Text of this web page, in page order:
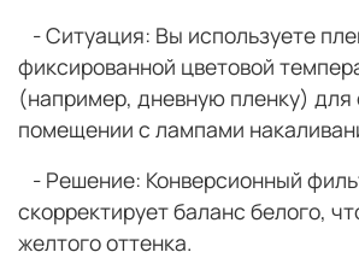
- Ситуация: Вы используете
фиксированной цветовой
(например, дневную пленку) для
помещении с лампами
- Решение: Конверсионный
скорректирует баланс белого,
желтого оттенка.